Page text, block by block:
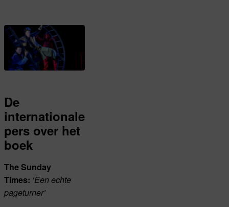
De
internationale
pers over het
boek
The Sunday
Times: ‘Een echte
pageturner’